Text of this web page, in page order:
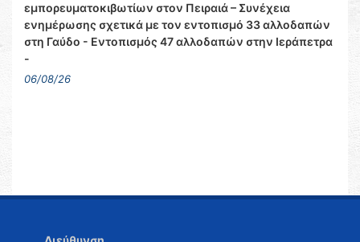
εμπορευματοκιβωτίων στον Πειραιά – Συνέχεια
ενημέρωσης σχετικά με τον εντοπισμό 33 αλλοδαπών
στη Γαύδο - Εντοπισμός 47 αλλοδαπών στην Ιεράπετρα
-
06/08/26